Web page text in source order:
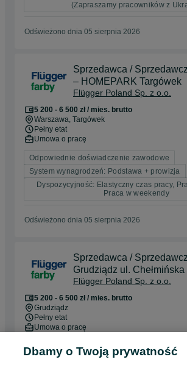
(Zapraszamy pracowników z
Odświeżono dnia 05 sierpnia 2026
Sprzedawca /
– HOMEPARK Targówek
Flügger Poland Sp. z o.o.
5 200 - 6 500 zł / mies. brutto
Warszawa, Targówek
Pełny etat
Umowa o pracę
Odpowiednie doświadczenie zawodowe
System wynagrodzeń: Podstawa + prowizja
Dyspozycyjność: Elastyczny czas pracy,
Praca w weekendy
Odświeżono dnia 05 sierpnia 2026
Sprzedawca /
Grudziądz ul.
Farby
Flügger Poland Sp. z o.o.
5 200 - 6 500 zł / mies. brutto
Grudziądz
Pełny etat
Umowa o pracę
Odpowiednie doświadczenie zawodowe
System wynagrodzeń: Podstawa + prowizja
Dbamy o Twoją prywatność